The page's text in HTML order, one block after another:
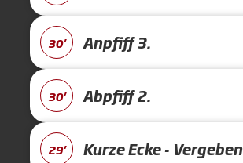
30' Anpfiff 3.
30' Abpfiff 2.
29' Kurze Ecke - Vergeben